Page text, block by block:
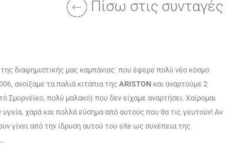
Πίσω στις συνταγές
διαφημιστικής μας καμπάνιας που έφερε πολύ νέο κόσμο
ανοίξαμε τα παλιά κιτάπια της ARISTON και αναρτούμε 2
Σμυρνέϊκο, πολύ μαλακό) που δεν είχαμε αναρτήσει. Χαίρομαι
χαρά και πολλά εύσημα από αυτούς που θα τις γευτούν! Αν
γίνει από την ίδρυση αυτού του site ως συνέπεια της